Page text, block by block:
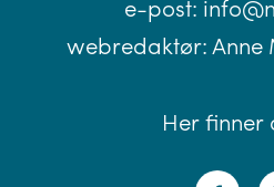
e-post:
webredaktør:Anne
Her finner